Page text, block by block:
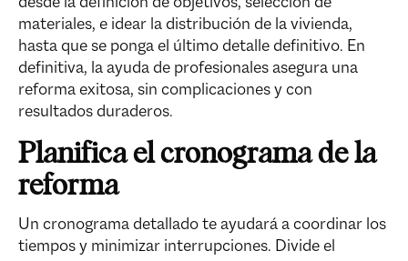
materiales, e idear la distribución de la vivienda,
hasta que se ponga el último detalle definitivo. En
definitiva, la ayuda de profesionales asegura una
reforma exitosa, sin complicaciones y con
resultados duraderos.
Planifica el cronograma de la
reforma
Un cronograma detallado te ayudará a coordinar los
tiempos y minimizar interrupciones. Divide el